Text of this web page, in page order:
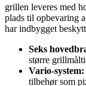
grillen leveres med
plads til opbevaring
har indbygget
Seks
større
Vario-system:
tilbehør som